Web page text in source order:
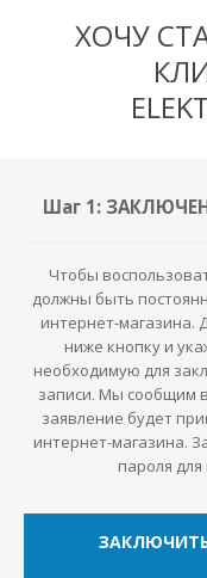
ХОЧУ
Шаг 1:
Чтобы
должны быть
интернет-магазина.
ниже кнопку и
необходимую для
записи. Мы сообщим
заявление будет
интернет-магазина.
пароля